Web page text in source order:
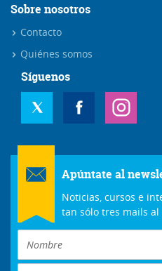
Sobre nosotros
Contacto
Quiénes somos
Síguenos
Apúntate al
Noticias, cursos e
tan sólo tres mails al